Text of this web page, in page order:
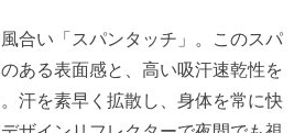
合い「スパンタッチ」。このスパ
ある表面感と、高い吸汗速乾性を
汗を素早く拡散し、身体を常に快